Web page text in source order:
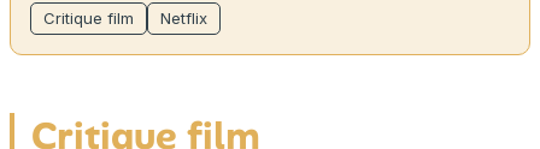
Critique film Netflix
Critique film